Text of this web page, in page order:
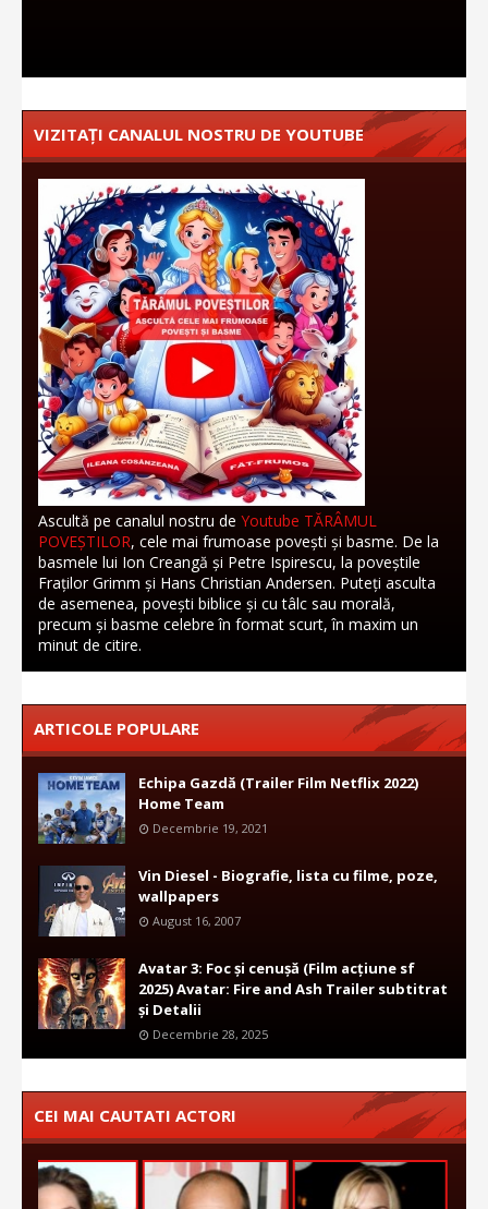
VIZITAȚI CANALUL NOSTRU DE YOUTUBE
Ascultă pe canalul nostru de Youtube TĂRÂMUL
POVEȘTILOR, cele mai frumoase povești și basme. De la
basmele lui Ion Creangă și Petre Ispirescu, la poveștile
Fraților Grimm și Hans Christian Andersen. Puteți asculta
de asemenea, povești biblice și cu tâlc sau morală,
precum și basme celebre în format scurt, în maxim un
minut de citire.
ARTICOLE POPULARE
Echipa Gazdă (Trailer Film Netflix 2022)
Home Team
Decembrie 19, 2021
Vin Diesel - Biografie, lista cu filme, poze,
wallpapers
August 16, 2007
Avatar 3: Foc și cenușă (Film acțiune sf
2025) Avatar: Fire and Ash Trailer subtitrat
și Detalii
Decembrie 28, 2025
CEI MAI CAUTATI ACTORI